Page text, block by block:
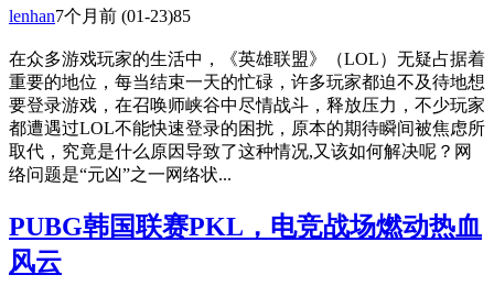
lenhan7个月前 (01-23)85
在众多游戏玩家的生活中，《英雄联盟》（LOL）无疑占据着
重要的地位，每当结束一天的忙碌，许多玩家都迫不及待地想
要登录游戏，在召唤师峡谷中尽情战斗，释放压力，不少玩家
都遭遇过LOL不能快速登录的困扰，原本的期待瞬间被焦虑所
取代，究竟是什么原因导致了这种情况,又该如何解决呢？网
络问题是“元凶”之一网络状...
PUBG韩国联赛PKL，电竞战场燃动热血
风云